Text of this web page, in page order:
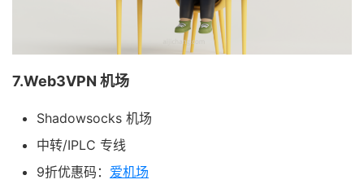
7.Web3VPN 机场
Shadowsocks 机场
中转/IPLC 专线
9折优惠码： 爱机场